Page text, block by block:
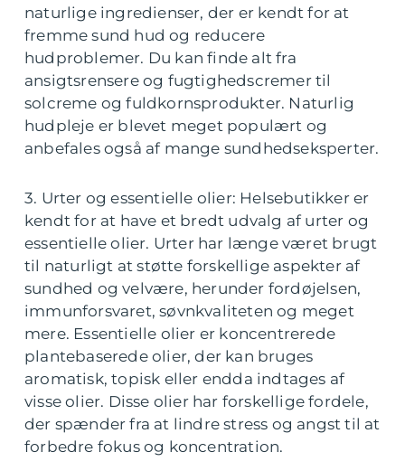
naturlige ingredienser, der er kendt for at
fremme sund hud og reducere
hudproblemer. Du kan finde alt fra
ansigtsrensere og fugtighedscremer til
solcreme og fuldkornsprodukter. Naturlig
hudpleje er blevet meget populært og
anbefales også af mange sundhedseksperter.
3. Urter og essentielle olier: Helsebutikker er
kendt for at have et bredt udvalg af urter og
essentielle olier. Urter har længe været brugt
til naturligt at støtte forskellige aspekter af
sundhed og velvære, herunder fordøjelsen,
immunforsvaret, søvnkvaliteten og meget
mere. Essentielle olier er koncentrerede
plantebaserede olier, der kan bruges
aromatisk, topisk eller endda indtages af
visse olier. Disse olier har forskellige fordele,
der spænder fra at lindre stress og angst til at
forbedre fokus og koncentration.